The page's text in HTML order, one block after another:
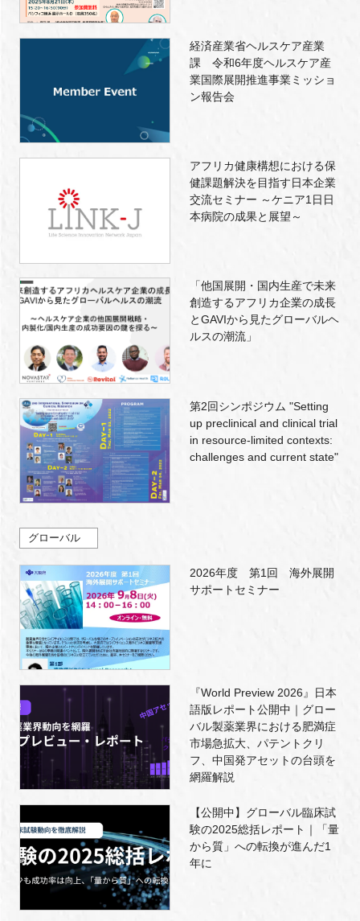
経済産業省ヘルスケア産業
課 令和6年度ヘルスケア産
業国際展開推進事業ミッショ
ン報告会
アフリカ健康構想における保
健課題解決を目指す日本企業
交流セミナー ～ケニア1日日
本病院の成果と展望～
「他国展開・国内生産で未来
創造するアフリカ企業の成長
とGAVIから見たグローバルヘ
ルスの潮流」
第2回シンポジウム "Setting
up preclinical and clinical trial
in resource-limited contexts:
challenges and current state"
グローバル
2026年度 第1回 海外展開
サポートセミナー
『World Preview 2026』日本
語版レポート公開中｜グロー
バル製薬業界における肥満症
市場急拡大、パテントクリ
フ、中国発アセットの台頭を
網羅解説
【公開中】グローバル臨床試
験の2025総括レポート｜「量
から質」への転換が進んだ1
年に